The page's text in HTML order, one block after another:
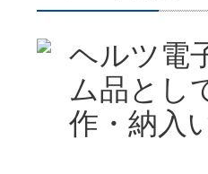
ヘルツ電
ム品とし
作・納入